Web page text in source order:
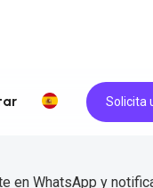
Solicita
en WhatsApp y